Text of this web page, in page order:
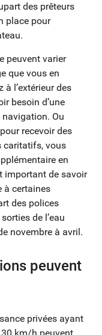
des prêteurs
place pour
peuvent varier
que vous en
l’extérieur des
besoin d’une
Ou
recevoir des
caritatifs, vous
en
important de savoir
à certaines
des polices
de l’eau
novembre à avril.
peuvent
privées ayant